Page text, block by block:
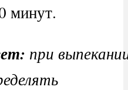
минут.
при